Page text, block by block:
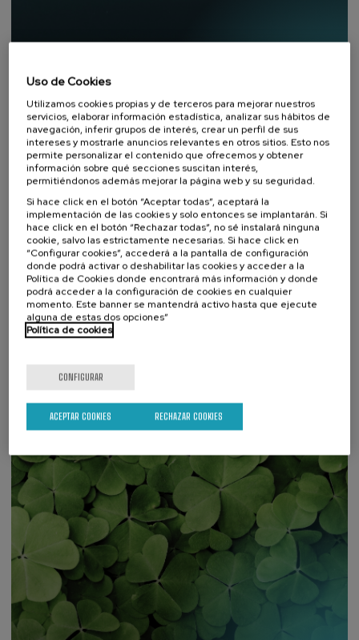
DONOSTIA SUSTAINABILITY FORUM
Una plataforma abierta para la
reflexión y el debate en
sostenibilidad.
Donostia Sustainability Forum es una iniciativa creada
por la Fundación Cursos de Verano de la UPV/EHU para
el tratamiento interdisciplinar de la sostenibilidad
desde la perspectiva ambiental, social y económica.
Visitar web
Uso de Cookies
Utilizamos cookies propias y de terceros para mejorar nuestros
servicios, elaborar información estadística, analizar sus hábitos de
navegación, inferir grupos de interés, crear un perfil de sus
intereses y mostrarle anuncios relevantes en otros sitios. Esto nos
permite personalizar el contenido que ofrecemos y obtener
información sobre qué secciones suscitan interés,
permitiéndonos además mejorar la página web y su seguridad.
Si hace click en el botón “Aceptar todas”, aceptará la
implementación de las cookies y solo entonces se implantarán. Si
hace click en el botón “Rechazar todas”, no sé instalará ninguna
cookie, salvo las estrictamente necesarias. Si hace click en
“Configurar cookies”, accederá a la pantalla de configuración
donde podrá activar o deshabilitar las cookies y acceder a la
Política de Cookies donde encontrará más información y donde
podrá acceder a la configuración de cookies en cualquier
momento. Este banner se mantendrá activo hasta que ejecute
alguna de estas dos opciones”
Política de cookies
CONFIGURAR
RECHAZAR COOKIES
ACEPTAR COOKIES